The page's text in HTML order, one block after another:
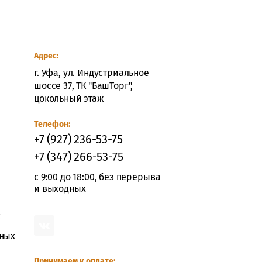
Адрес:
г. Уфа, ул. Индустриальное
шоссе 37, ТК "БашТорг",
цокольный этаж
Телефон:
+7 (927) 236-53-75
+7 (347) 266-53-75
с 9:00 до 18:00, без перерыва
и выходных